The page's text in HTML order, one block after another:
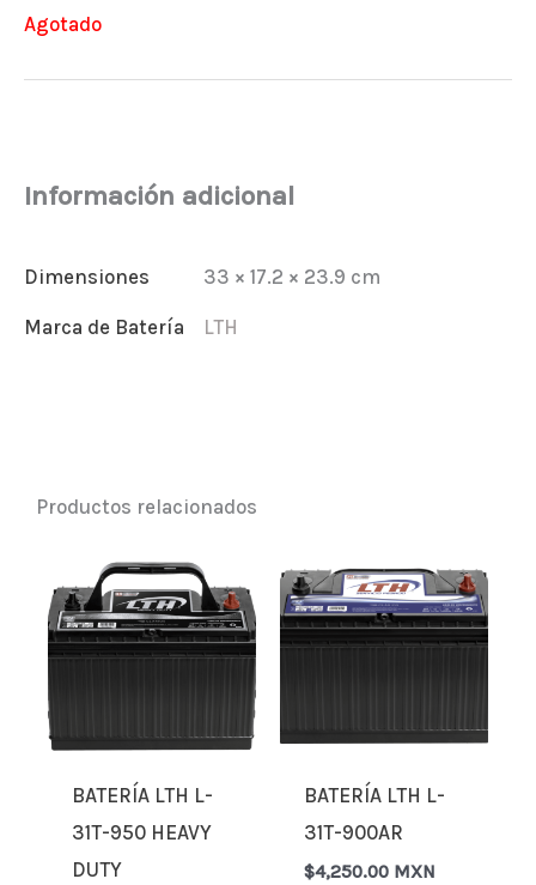
Agotado
Información adicional
Dimensiones 33 × 17.2 × 23.9 cm
Marca de Batería LTH
Productos relacionados
BATERÍA LTH L-
31T-950 HEAVY
DUTY
BATERÍA LTH L-
31T-900AR
$4,250.00 MXN